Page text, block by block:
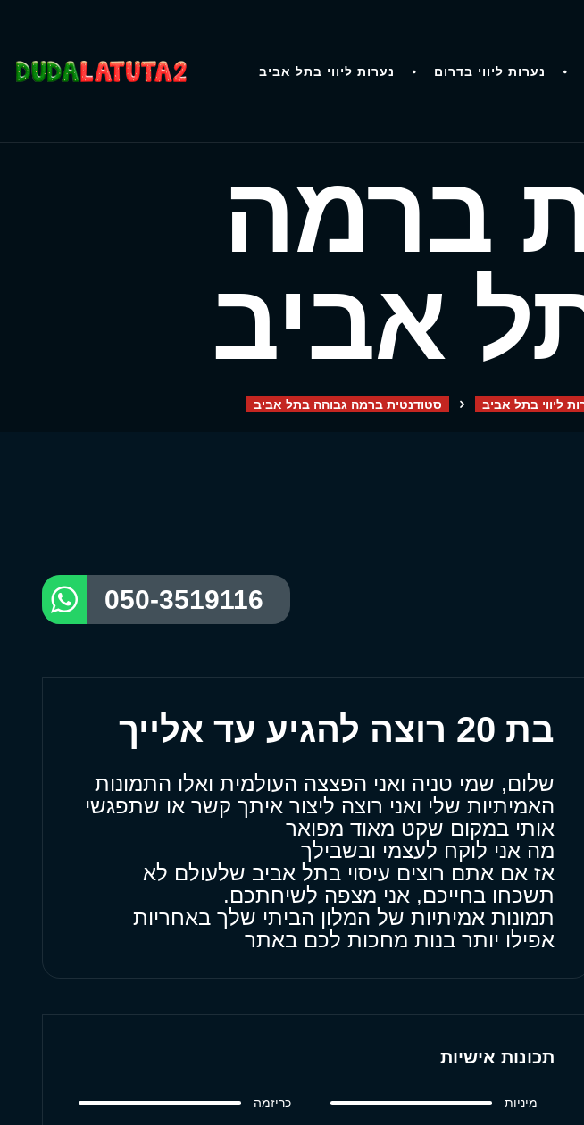
נערות ליווי בתל אביב נערות ליווי בדרום
ברמה
אביב
ליווי בתל אביב סטודנטית ברמה גבוהה בתל אביב
050-3519116
בת 20 רוצה להגיע עד אלייך
שלום, שמי טניה ואני הפצצה העולמית ואלו התמונות
האמיתיות שלי ואני רוצה ליצור איתך קשר או שתפגשי
אותי במקום שקט מאוד מפואר
מה אני לוקח לעצמי ובשבילך
אז אם אתם רוצים עיסוי בתל אביב שלעולם לא
תשכחו בחייכם, אני מצפה לשיחתכם.
תמונות אמיתיות של המלון הביתי שלך באחריות
אפילו יותר בנות מחכות לכם באתר
תכונות אישיות
מיניות כריזמה